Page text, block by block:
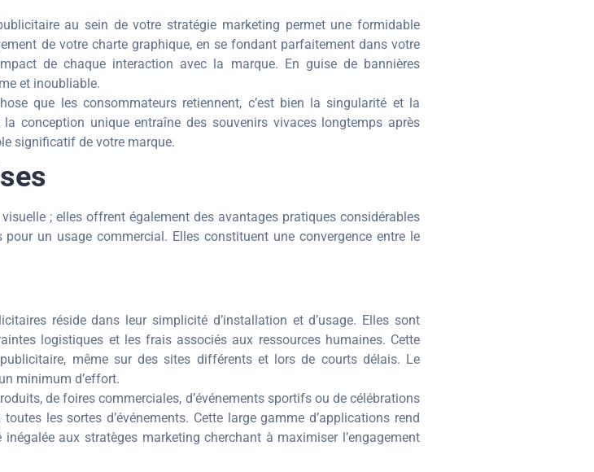
au sein de votre stratégie marketing permet une formidable
de votre charte graphique, en se fondant parfaitement dans votre
de chaque interaction avec la marque. En guise de bannières
et inoubliable.
que les consommateurs retiennent, c’est bien la singularité et la
conception unique entraîne des souvenirs vivaces longtemps après
significatif de votre marque.
; elles offrent également des avantages pratiques considérables
un usage commercial. Elles constituent une convergence entre le
réside dans leur simplicité d’installation et d’usage. Elles sont
logistiques et les frais associés aux ressources humaines. Cette
même sur des sites différents et lors de courts délais. Le
minimum d’effort.
de foires commerciales, d’événements sportifs ou de célébrations
les sortes d’événements. Cette large gamme d’applications rend
aux stratèges marketing cherchant à maximiser l’engagement